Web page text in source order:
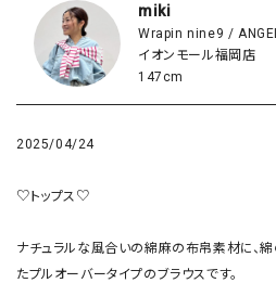
miki
Wrapin nine9 /
イオンモール福岡店
147cm
2025/04/24
♡トップス♡
ナチュラルな風合いの綿麻の布帛素材に、綿
たプルオーバータイプのブラウスです。